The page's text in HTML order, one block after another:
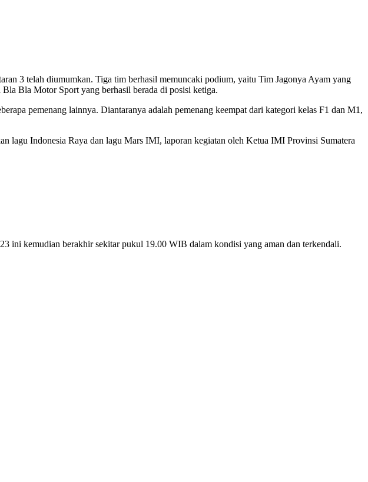
3 telah diumumkan. Tiga tim berhasil memuncaki podium, yaitu Tim Jagonya Ayam yang
Bla Motor Sport yang berhasil berada di posisi ketiga.
pemenang lainnya. Diantaranya adalah pemenang keempat dari kategori kelas F1 dan M1,
lagu Indonesia Raya dan lagu Mars IMI, laporan kegiatan oleh Ketua IMI Provinsi Sumatera
kemudian berakhir sekitar pukul 19.00 WIB dalam kondisi yang aman dan terkendali.